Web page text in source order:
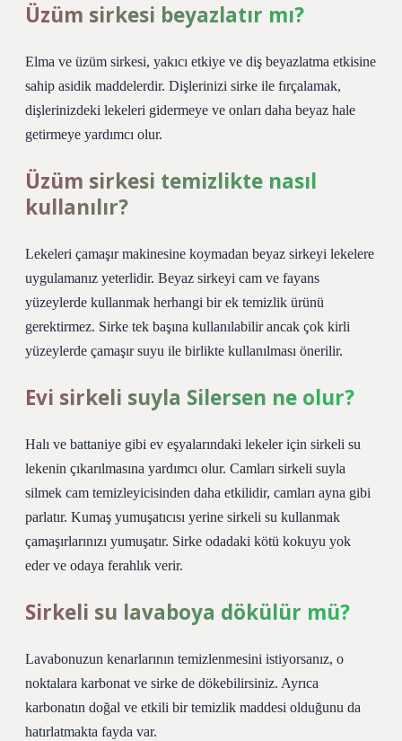
Üzüm sirkesi beyazlatır mı?
Elma ve üzüm sirkesi, yakıcı etkiye ve diş beyazlatma etkisine
sahip asidik maddelerdir. Dişlerinizi sirke ile fırçalamak,
dişlerinizdeki lekeleri gidermeye ve onları daha beyaz hale
getirmeye yardımcı olur.
Üzüm sirkesi temizlikte nasıl
kullanılır?
Lekeleri çamaşır makinesine koymadan beyaz sirkeyi lekelere
uygulamanız yeterlidir. Beyaz sirkeyi cam ve fayans
yüzeylerde kullanmak herhangi bir ek temizlik ürünü
gerektirmez. Sirke tek başına kullanılabilir ancak çok kirli
yüzeylerde çamaşır suyu ile birlikte kullanılması önerilir.
Evi sirkeli suyla Silersen ne olur?
Halı ve battaniye gibi ev eşyalarındaki lekeler için sirkeli su
lekenin çıkarılmasına yardımcı olur. Camları sirkeli suyla
silmek cam temizleyicisinden daha etkilidir, camları ayna gibi
parlatır. Kumaş yumuşatıcısı yerine sirkeli su kullanmak
çamaşırlarınızı yumuşatır. Sirke odadaki kötü kokuyu yok
eder ve odaya ferahlık verir.
Sirkeli su lavaboya dökülür mü?
Lavabonuzun kenarlarının temizlenmesini istiyorsanız, o
noktalara karbonat ve sirke de dökebilirsiniz. Ayrıca
karbonatın doğal ve etkili bir temizlik maddesi olduğunu da
hatırlatmakta fayda var.